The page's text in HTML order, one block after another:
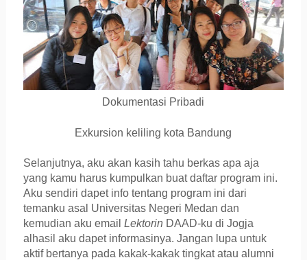
Dokumentasi Pribadi
Exkursion keliling kota Bandung
Selanjutnya, aku akan kasih tahu berkas apa aja
yang kamu harus kumpulkan buat daftar program ini.
Aku sendiri dapet info tentang program ini dari
temanku asal Universitas Negeri Medan dan
kemudian aku email LektorinDAAD-ku di Jogja
alhasil aku dapet informasinya. Jangan lupa untuk
aktif bertanya pada kakak-kakak tingkat atau alumni